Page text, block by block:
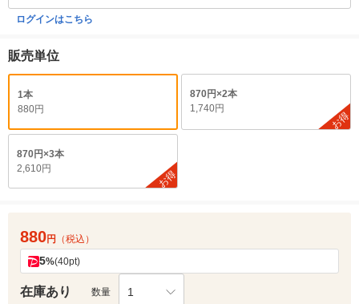
ログインはこちら
販売単位
1本
880円
870円×2本
1,740円
お得
870円×3本
2,610円
お得
880円 （税込）
5%(40pt)
在庫あり 数量 1